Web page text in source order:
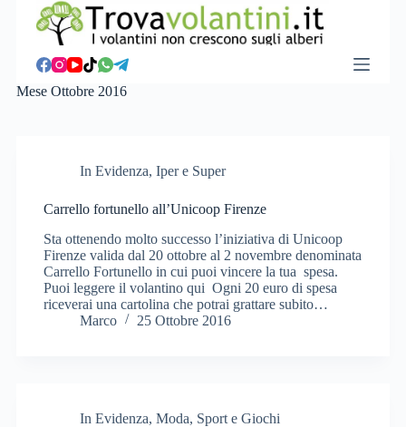
a
MeseOttobre 2016
In Evidenza, Iper e Super
Carrello fortunello all’Unicoop Firenze
Sta ottenendo molto successo l’iniziativa di Unicoop
Firenze valida dal 20 ottobre al 2 novembre denominata
Carrello Fortunello in cui puoi vincere la tua spesa.
Puoi leggere il volantino qui Ogni 20 euro di spesa
riceverai una cartolina che potrai grattare subito…
Marco
25 Ottobre 2016
In Evidenza, Moda, Sport e Giochi